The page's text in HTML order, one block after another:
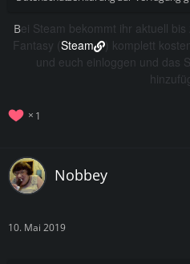
Bei Steam bekommt ihr aktuell
Fantasy (Steam ) komplett
und euch einloggen und das
1
Nobbey
10. Mai 2019